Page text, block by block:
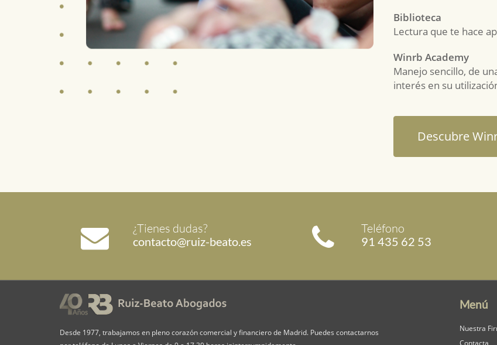
Biblioteca
Lectura que te hace
Winrb Academy
Manejo sencillo, de
interés en su
Descubre
¿Tienes dudas?
contacto@ruiz-beato.es
Teléfono
91 435 62 53
Desde 1977, trabajamos en pleno corazón comercial y financiero de Madrid. Puedes contactarnos
Menú
Nuestra
Contacta